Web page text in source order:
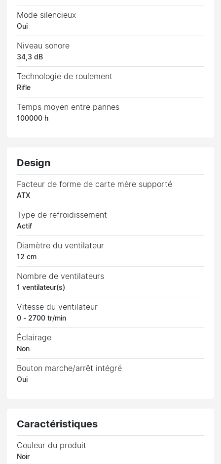
Mode silencieux
Oui
Niveau sonore
34,3 dB
Technologie de roulement
Rifle
Temps moyen entre pannes
100000 h
Design
Facteur de forme de carte mère supporté
ATX
Type de refroidissement
Actif
Diamètre du ventilateur
12 cm
Nombre de ventilateurs
1 ventilateur(s)
Vitesse du ventilateur
0 - 2700 tr/min
Éclairage
Non
Bouton marche/arrêt intégré
Oui
Caractéristiques
Couleur du produit
Noir